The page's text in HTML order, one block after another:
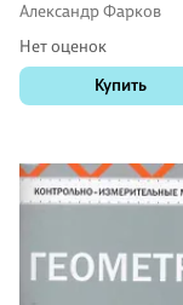
Александр Фарков
Нет оценок
Купить